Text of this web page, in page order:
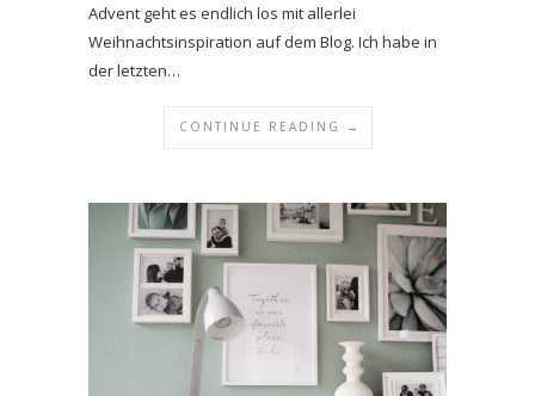
Advent geht es endlich los mit allerlei
Weihnachtsinspiration auf dem Blog. Ich habe in
der letzten…
CONTINUE READING →